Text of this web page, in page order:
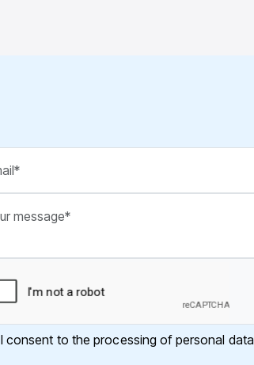
I consent to the processing of personal data